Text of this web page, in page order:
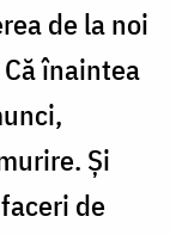
de la noi
înaintea
Şi
faceri de